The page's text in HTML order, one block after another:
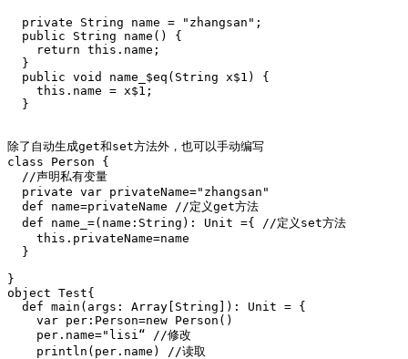
  private String name = "zhangsan";
  public String name() {
    return this.name;
  }
  public void name_$eq(String x$1) {
    this.name = x$1;
  }
除了自动生成get和set方法外，也可以手动编写
class Person {
  //声明私有变量
  private var privateName="zhangsan"
  def name=privateName //定义get方法
  def name_=(name:String): Unit ={ //定义set方法
    this.privateName=name
  }
}
object Test{
  def main(args: Array[String]): Unit = {
    var per:Person=new Person()
    per.name="lisi“ //修改
    println(per.name) //读取